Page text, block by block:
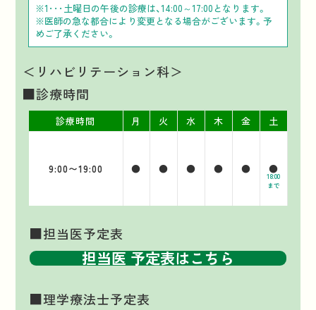
※1･･･土曜日の午後の診療は、14:00～17:00となります。
※医師の急な都合により変更となる場合がございます。予
めご了承ください。
＜リハビリテーション科＞
■診療時間
診療時間 月 火 水 木 金 土
9:00〜19:00 ● ● ● ● ● ●
18:00
まで
■担当医予定表
担当医 予定表はこちら
■理学療法士予定表